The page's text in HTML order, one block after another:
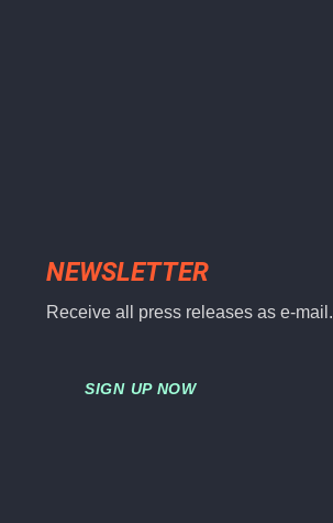
NEWSLETTER
Receive all press releases as e-mail.
SIGN UP NOW